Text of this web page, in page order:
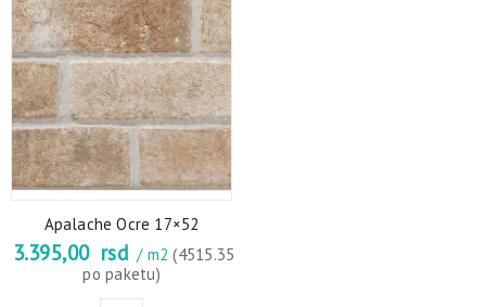
Apalache Ocre 17×52
3.395,00 rsd / m2(4515.35
po paketu)